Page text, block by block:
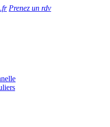
Prenez un rdv